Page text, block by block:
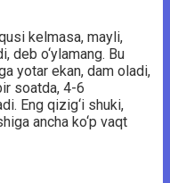
kelmasa, mayli,
deb o‘ylamang. Bu
yotar ekan, dam oladi,
soatda, 4-6
Eng qizig‘i shuki,
ancha ko‘p vaqt